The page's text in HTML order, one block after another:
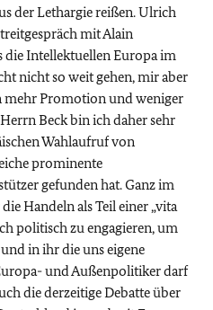
der Lethargie reißen. Ulrich
mit Alain
die Intellektuellen Europa im
nicht so weit gehen, mir aber
mehr Promotion und weniger
Beck bin ich daher sehr
Wahlaufruf von
prominente
gefunden hat. Ganz im
Handeln als Teil einer „vita
politisch zu engagieren, um
in ihr die uns eigene
und Außenpolitiker darf
die derzeitige Debatte über